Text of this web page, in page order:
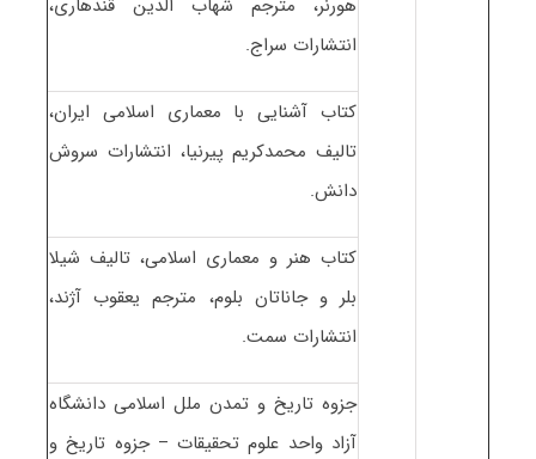
انتشارات سراج.
کتاب آشنایی با معماری اسلامی ایران،
تالیف محمدکریم پیرنیا، انتشارات سروش
دانش.
کتاب هنر و معماری اسلامی، تالیف شیلا
بلر و جاناتان بلوم، مترجم یعقوب آژند،
انتشارات سمت.
جزوه تاریخ و تمدن ملل اسلامی دانشگاه
آزاد واحد علوم تحقیقات – جزوه تاریخ و